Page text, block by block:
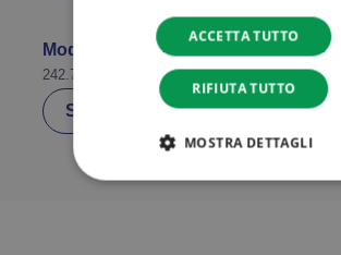
Modulo richiesta prescrizione importi
242.73 KB
Scarica
ACCETTA TUTTO
RIFIUTA TUTTO
MOSTRA DETTAGLI